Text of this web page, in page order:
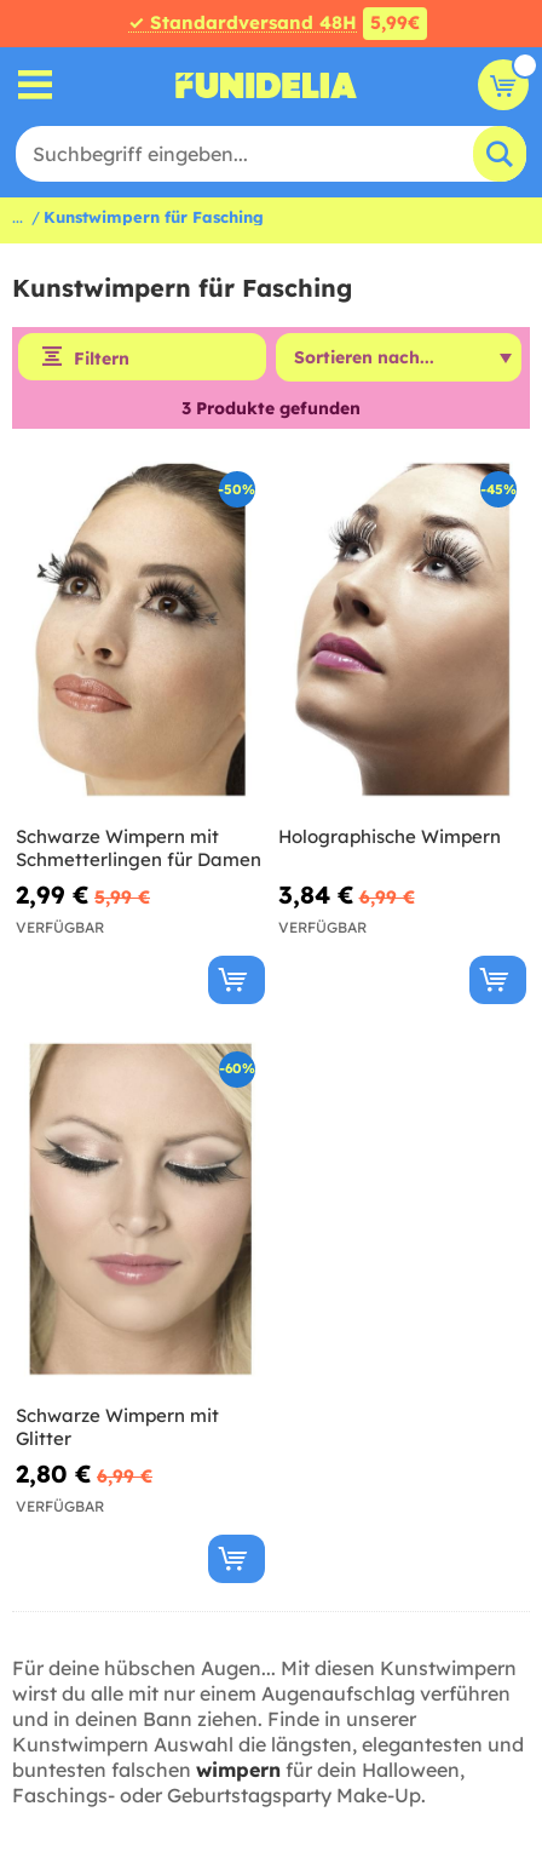
✓ Standardversand 48H 5,99€
... Kunstwimpern für Fasching
Kunstwimpern für Fasching
Filtern
3 Produkte gefunden
-50%
Schwarze Wimpern mit
Schmetterlingen für Damen
2,99 € 5,99 €
VERFÜGBAR
-45%
Holographische Wimpern
3,84 € 6,99 €
VERFÜGBAR
-60%
Schwarze Wimpern mit
Glitter
2,80 € 6,99 €
VERFÜGBAR
Für deine hübschen Augen... Mit diesen Kunstwimpern
wirst du alle mit nur einem Augenaufschlag verführen
und in deinen Bann ziehen. Finde in unserer
Kunstwimpern Auswahl die längsten, elegantesten und
buntesten falschen wimpern für dein Halloween,
Faschings- oder Geburtstagsparty Make-Up.